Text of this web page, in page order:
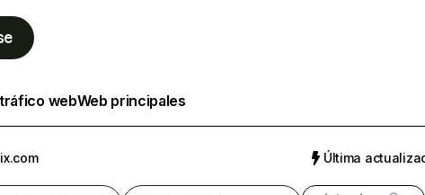
webWeb principales
Última